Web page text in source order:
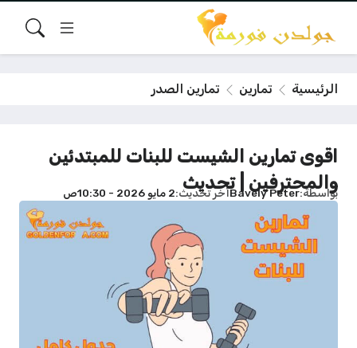
الرئيسية تمارين تمارين الصدر
اقوى تمارين الشيست للبنات للمبتدئين
والمحترفين | تحديث
بواسطة Bavely Peterآخر تحديث 2 مايو 2026 - 10:30ص